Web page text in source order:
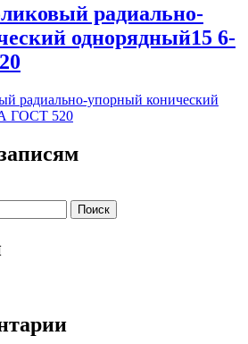
радиально-
однорядный15 6-